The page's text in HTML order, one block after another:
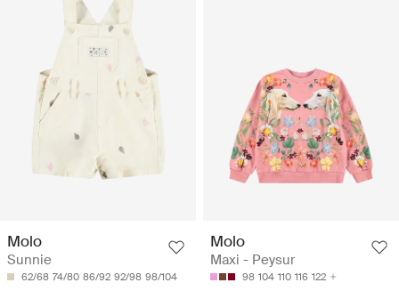
Molo
Sunnie
62/68 74/80 86/92 92/98 98/104
Molo
Maxi - Peysur
98 104 110 116 122